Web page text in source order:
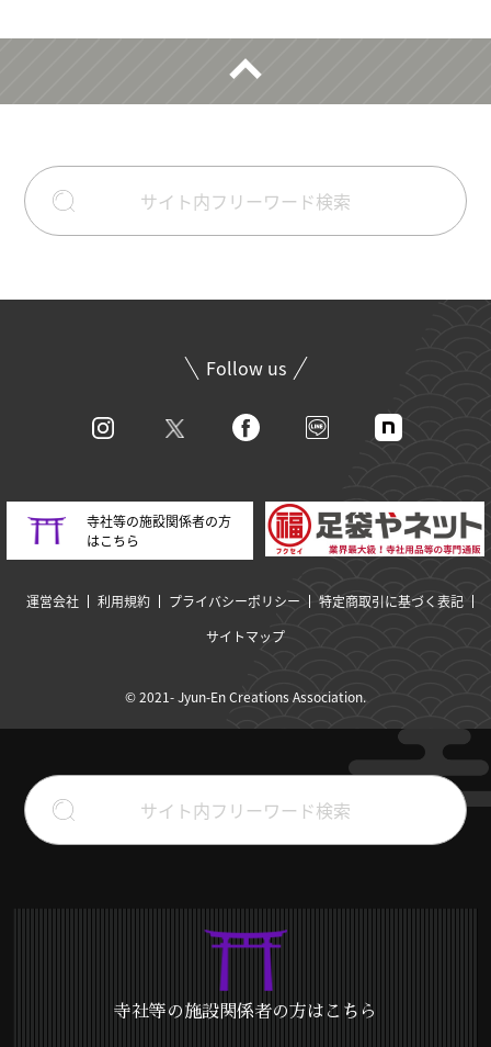
Follow us
寺社等の施設関係者の方
はこちら
運営会社 利用規約 プライバシーポリシー
特定商取引に基づく表記
サイトマップ
© 2021- Jyun-En Creations Association.
寺社等の施設関係者の方はこちら